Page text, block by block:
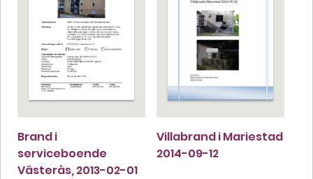
Brand i
serviceboende
Västerås, 2013-02-01
Villabrand i Mariestad
2014-09-12